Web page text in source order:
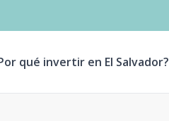
qué invertir en El Salvador?